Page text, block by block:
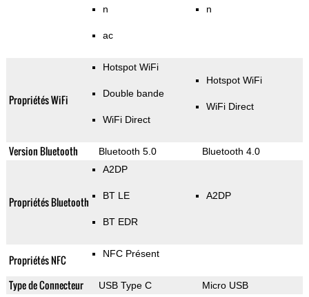
n
ac
n
Propriétés WiFi
Hotspot WiFi
Double bande
WiFi Direct
Hotspot WiFi
WiFi Direct
Version Bluetooth Bluetooth 5.0 Bluetooth 4.0
Propriétés Bluetooth
A2DP
BT LE
BT EDR
A2DP
Propriétés NFC NFC Présent
Type de Connecteur USB Type C Micro USB